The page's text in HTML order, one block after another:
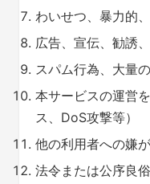
わいせつ、暴力的
広告、宣伝、勧誘
スパム行為、大量
本サービスの運営
ス、DoS攻撃等）
他の利用者への嫌
法令または公序良